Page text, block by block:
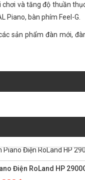
và tăng độ thuần
Piano, bàn phím Feel-G.
sản phẩm đàn mới,